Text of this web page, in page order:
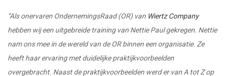
“Als onervaren OndernemingsRaad (OR) van Wiertz Company
hebben wij een uitgebreide training van Nettie Paul gekregen. Nettie
nam ons mee in de wereld van de OR binnen een organisatie. Ze
heeft haar ervaring met duidelijke praktijkvoorbeelden
overgebracht. Naast de praktijkvoorbeelden werd er van A tot Z op